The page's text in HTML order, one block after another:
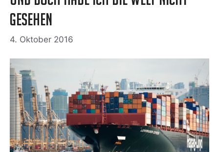
gesehen
4. Oktober 2016